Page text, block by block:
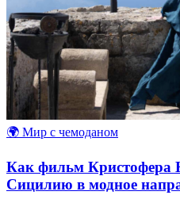
🌍 Мир с чемоданом
Как фильм Кристофера
Сицилию в модное